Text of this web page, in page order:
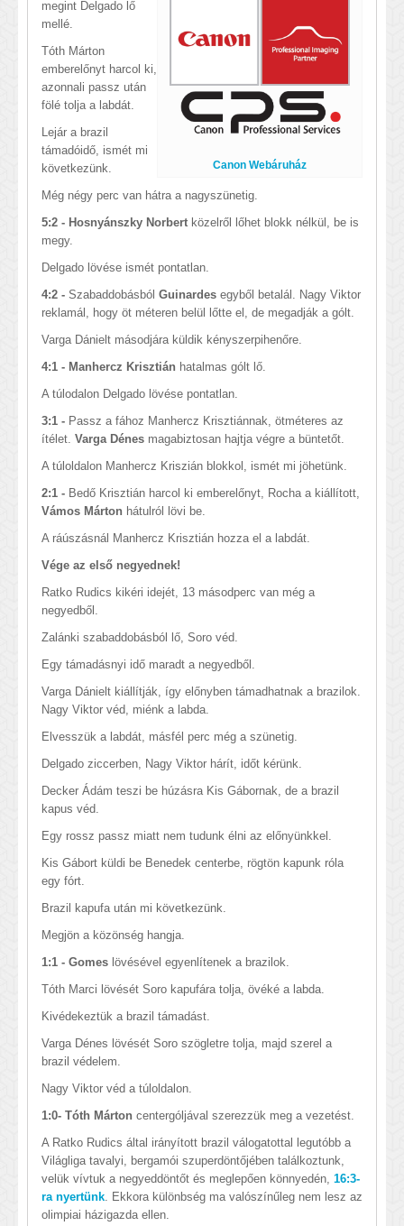
Canon Webáruház
megint Delgado lő
mellé.
Tóth Márton
emberelőnyt harcol ki,
azonnali passz után
fölé tolja a labdát.
Lejár a brazil
támadóidő, ismét mi
következünk.
Még négy perc van hátra a nagyszünetig.
5:2 - Hosnyánszky Norbert közelről lőhet blokk nélkül, be is
megy.
Delgado lövése ismét pontatlan.
4:2 - Szabaddobásból Guinardes egyből betalál. Nagy Viktor
reklamál, hogy öt méteren belül lőtte el, de megadják a gólt.
Varga Dánielt másodjára küldik kényszerpihenőre.
4:1 - Manhercz Krisztián hatalmas gólt lő.
A túlodalon Delgado lövése pontatlan.
3:1 - Passz a fához Manhercz Krisztiánnak, ötméteres az
ítélet. Varga Dénes magabiztosan hajtja végre a büntetőt.
A túloldalon Manhercz Kriszián blokkol, ismét mi jöhetünk.
2:1 - Bedő Krisztián harcol ki emberelőnyt, Rocha a kiállított,
Vámos Márton hátulról lövi be.
A ráúszásnál Manhercz Krisztián hozza el a labdát.
Vége az első negyednek!
Ratko Rudics kikéri idejét, 13 másodperc van még a
negyedből.
Zalánki szabaddobásból lő, Soro véd.
Egy támadásnyi idő maradt a negyedből.
Varga Dánielt kiállítják, így előnyben támadhatnak a brazilok.
Nagy Viktor véd, miénk a labda.
Elvesszük a labdát, másfél perc még a szünetig.
Delgado ziccerben, Nagy Viktor hárít, időt kérünk.
Decker Ádám teszi be húzásra Kis Gábornak, de a brazil
kapus véd.
Egy rossz passz miatt nem tudunk élni az előnyünkkel.
Kis Gábort küldi be Benedek centerbe, rögtön kapunk róla
egy fórt.
Brazil kapufa után mi következünk.
Megjön a közönség hangja.
1:1 - Gomes lövésével egyenlítenek a brazilok.
Tóth Marci lövését Soro kapufára tolja, övéké a labda.
Kivédekeztük a brazil támadást.
Varga Dénes lövését Soro szögletre tolja, majd szerel a
brazil védelem.
Nagy Viktor véd a túloldalon.
1:0- Tóth Márton centergóljával szerezzük meg a vezetést.
A Ratko Rudics által irányított brazil válogatottal legutóbb a
Világliga tavalyi, bergamói szuperdöntőjében találkoztunk,
velük vívtuk a negyeddöntőt és meglepően könnyedén, 16:3-
ra nyertünk . Ekkora különbség ma valószínűleg nem lesz az
olimpiai házigazda ellen.